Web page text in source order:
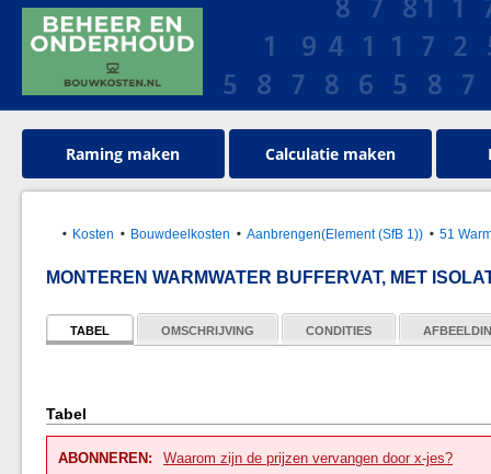
Raming maken Calculatie maken
Kosten Bouwdeelkosten Aanbrengen(Element (SfB 1)) 51
MONTEREN WARMWATER BUFFERVAT, MET
TABEL OMSCHRIJVING CONDITIES
Tabel
ABONNEREN: Waarom zijn de prijzen vervangen door x-jes?